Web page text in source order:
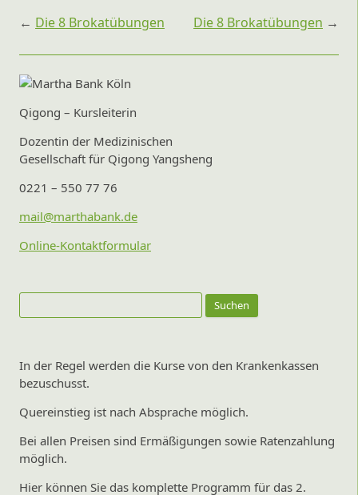
Beitragsnavigation
← Die 8 Brokatübungen Die 8 Brokatübungen →
Qigong – Kursleiterin
Dozentin der Medizinischen
Gesellschaft für Qigong Yangsheng
0221 – 550 77 76
mail@marthabank.de
Online-Kontaktformular
nach:
In der Regel werden die Kurse von den Krankenkassen
bezuschusst.
Quereinstieg ist nach Absprache möglich.
Bei allen Preisen sind Ermäßigungen sowie Ratenzahlung
möglich.
Hier können Sie das komplette Programm für das 2.